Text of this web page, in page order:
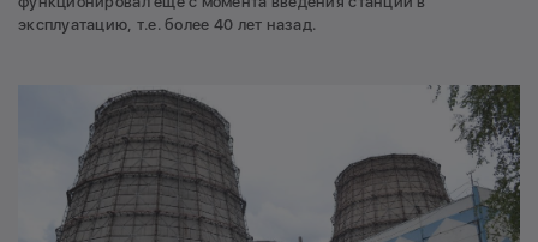
эксплуатацию, т.е. более 40 лет назад.